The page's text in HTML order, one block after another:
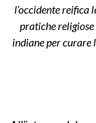
l’occidente reifica
pratiche religiose
indiane per curare